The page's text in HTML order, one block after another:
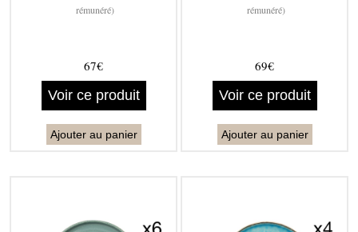
rémunéré)
67€
Voir ce produit
Ajouter au panier
rémunéré)
69€
Voir ce produit
Ajouter au panier